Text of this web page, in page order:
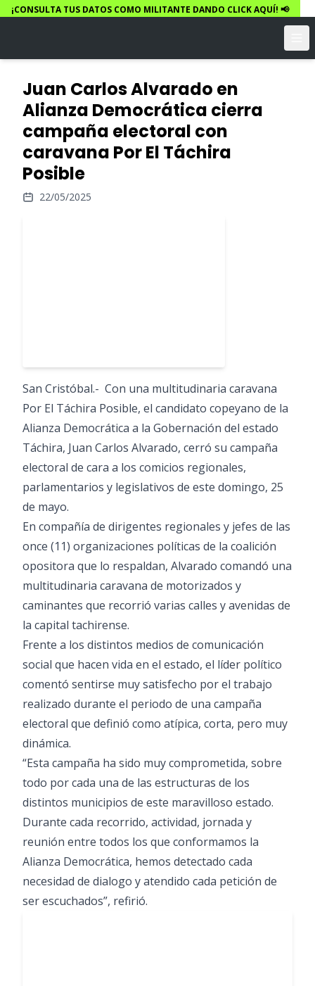
¡CONSULTA TUS DATOS COMO MILITANTE DANDO CLICK AQUÍ! 📢
Juan Carlos Alvarado en
Alianza Democrática cierra
campaña electoral con
caravana Por El Táchira
Posible
22/05/2025
San Cristóbal.- Con una multitudinaria caravana
Por El Táchira Posible, el candidato copeyano de la
Alianza Democrática a la Gobernación del estado
Táchira, Juan Carlos Alvarado, cerró su campaña
electoral de cara a los comicios regionales,
parlamentarios y legislativos de este domingo, 25
de mayo.
En compañía de dirigentes regionales y jefes de las
once (11) organizaciones políticas de la coalición
opositora que lo respaldan, Alvarado comandó una
multitudinaria caravana de motorizados y
caminantes que recorrió varias calles y avenidas de
la capital tachirense.
Frente a los distintos medios de comunicación
social que hacen vida en el estado, el líder político
comentó sentirse muy satisfecho por el trabajo
realizado durante el periodo de una campaña
electoral que definió como atípica, corta, pero muy
dinámica.
“Esta campaña ha sido muy comprometida, sobre
todo por cada una de las estructuras de los
distintos municipios de este maravilloso estado.
Durante cada recorrido, actividad, jornada y
reunión entre todos los que conformamos la
Alianza Democrática, hemos detectado cada
necesidad de dialogo y atendido cada petición de
ser escuchados”, refirió.